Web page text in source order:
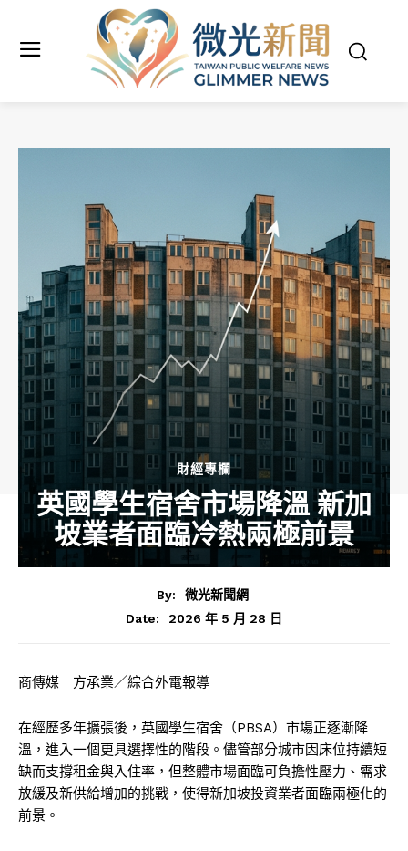
財經專欄
英國學生宿舍市場降溫 新加
坡業者面臨冷熱兩極前景
By:
微光新聞網
Date:
2026 年 5 月 28 日
商傳媒｜方承業／綜合外電報導
在經歷多年擴張後，英國學生宿舍（PBSA）市場正逐漸降
溫，進入一個更具選擇性的階段。儘管部分城市因床位持續短
缺而支撐租金與入住率，但整體市場面臨可負擔性壓力、需求
放緩及新供給增加的挑戰，使得新加坡投資業者面臨兩極化的
前景。